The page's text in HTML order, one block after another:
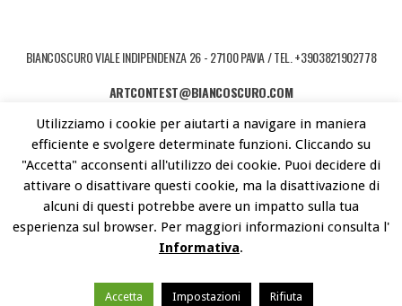
BIANCOSCURO VIALE INDIPENDENZA 26 - 27100 PAVIA / TEL. +3903821902778
ARTCONTEST@BIANCOSCURO.COM
COPYRIGHT © 2026 ART CONTEST. POWERED BY LIBEREMENTI - IDEE PER
L'ARTE CONTEMPORANEA
Utilizziamo i cookie per aiutarti a navigare in maniera
efficiente e svolgere determinate funzioni. Cliccando su
"Accetta" acconsenti all'utilizzo dei cookie. Puoi decidere di
attivare o disattivare questi cookie, ma la disattivazione di
alcuni di questi potrebbe avere un impatto sulla tua
esperienza sul browser. Per maggiori informazioni consulta l'
Informativa.
Accetta Impostazioni Rifiuta